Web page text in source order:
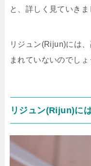
と、詳しく見ていきま
リジュン(Rijun)には
まれていないのでしょ
リジュン(Rijun)に